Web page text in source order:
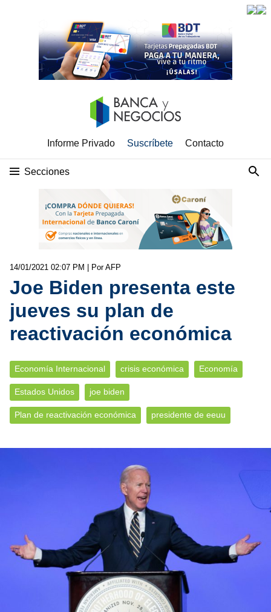
Informe Privado Suscríbete Contacto
Secciones
14/01/2021 02:07 PM | Por AFP
Joe Biden presenta este
jueves su plan de
reactivación económica
Economía Internacional crisis económica Economía
Estados Unidos joe biden
Plan de reactivación económica presidente de eeuu